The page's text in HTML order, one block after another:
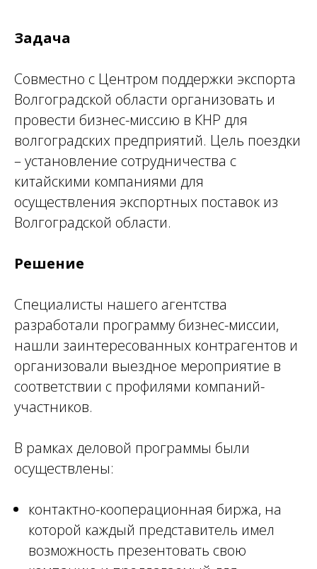
Задача
Совместно с Центром поддержки экспорта
Волгоградской области организовать и
провести бизнес-миссию в КНР для
волгоградских предприятий. Цель поездки
– установление сотрудничества с
китайскими компаниями для
осуществления экспортных поставок из
Волгоградской области.
Решение
Специалисты нашего агентства
разработали программу бизнес-миссии,
нашли заинтересованных контрагентов и
организовали выездное мероприятие в
соответствии с профилями компаний-
участников.
В рамках деловой программы были
осуществлены:
контактно-кооперационная биржа, на
которой каждый представитель имел
возможность презентовать свою